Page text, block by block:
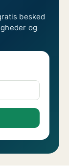
besked
og